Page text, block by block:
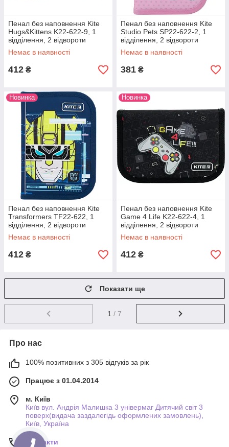
Пенал без наповнення Kite
Hugs&Kittens K22-622-9, 1
відділення, 2 відвороти
Немає в наявності
412 ₴
Пенал без наповнення Kite
Studio Pets SP22-622-2, 1
відділення, 2 відвороти
Немає в наявності
381 ₴
Новинка
Пенал без наповнення Kite
Transformers TF22-622, 1
відділення, 2 відвороти
Немає в наявності
412 ₴
Новинка
Пенал без наповнення Kite
Game 4 Life K22-622-4, 1
відділення, 2 відвороти
Немає в наявності
412 ₴
Показати ще
1 / 7
Про нас
100% позитивних з 305 відгуків за рік
Працює з 01.04.2014
м. Київ
Київ вул. Андрія Малишка 3 універмаг Дитячий світ 3
поверх(видача заздалегідь оформлених замовлень),
Київ, Україна
Контакти